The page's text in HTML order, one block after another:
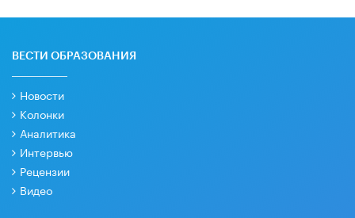
ВЕСТИ ОБРАЗОВАНИЯ
Новости
Колонки
Аналитика
Интервью
Рецензии
Видео